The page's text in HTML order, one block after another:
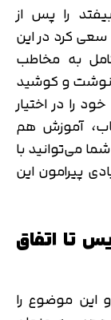
را پس از
کرد در این
به مخاطب
کتاب را در قالب 20 فصل نوشت و کوشید
را در اختیار
آموزش هم
می‌توانید با
پیرامون این
تا اتفاق
این موضوع را